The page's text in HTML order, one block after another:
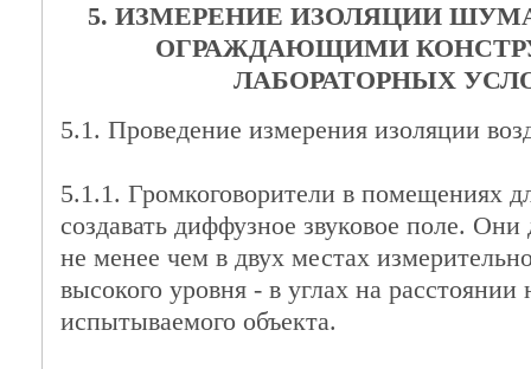
5. ИЗМЕРЕНИЕ ИЗОЛЯЦИИ
ОГРАЖДАЮЩИМИ
ЛАБОРАТОРНЫХ
5.1. Проведение измерения изоляции
5.1.1. Громкоговорители в помещениях
создавать диффузное звуковое поле.
не менее чем в двух местах
высокого уровня - в углах на
испытываемого объекта.